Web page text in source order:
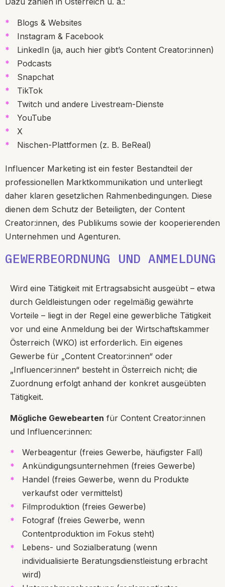
Blogs & Websites
Instagram & Facebook
LinkedIn (ja, auch hier gibt’s Content Creator:innen)
Podcasts
Snapchat
TikTok
Twitch und andere Livestream-Dienste
YouTube
X
Nischen-Plattformen (z. B. BeReal)
Influencer Marketing ist ein fester Bestandteil der
professionellen Marktkommunikation und unterliegt
daher klaren gesetzlichen Rahmenbedingungen. Diese
dienen dem Schutz der Beteiligten, der Content
Creator:innen, des Publikums sowie der kooperierenden
Unternehmen und Agenturen.
GEWERBEORDNUNG UND ANMELDUNG
Wird eine Tätigkeit mit Ertragsabsicht ausgeübt – etwa
durch Geldleistungen oder regelmäßig gewährte
Vorteile – liegt in der Regel eine gewerbliche Tätigkeit
vor und eine Anmeldung bei der Wirtschaftskammer
Österreich (WKO) ist erforderlich. Ein eigenes
Gewerbe für „Content Creator:innen“ oder
„Influencer:innen“ besteht in Österreich nicht; die
Zuordnung erfolgt anhand der konkret ausgeübten
Tätigkeit.
Mögliche Gewebearten für Content Creator:innen
und Influencer:innen:
Werbeagentur (freies Gewerbe, häufigster Fall)
Ankündigungsunternehmen (freies Gewerbe)
Handel (freies Gewerbe, wenn du Produkte
verkaufst oder vermittelst)
Filmproduktion (freies Gewerbe)
Fotograf (freies Gewerbe, wenn
Contentproduktion im Fokus steht)
Lebens- und Sozialberatung (wenn
individualisierte Beratungsdienstleistung erbracht
wird)